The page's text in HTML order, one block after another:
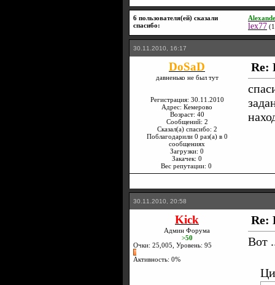
6 пользователя(ей) сказали
cпасибо:
lex77
30.11.2010, 16:17
DoSaD
давненько не был тут
Регистрация: 30.11.2010
Адрес: Кемерово
Возраст: 40
Сообщений: 2
Сказал(а) спасибо: 2
Поблагодарили 0 раз(а) в 0
сообщениях
Загрузки: 0
Закачек: 0
Вес репутации: 0
Re:
30.11.2010, 20:58
Kick
Админ Форума
>50
Очки: 25,005, Уровень: 95
Активность: 0%
Re:
Вот